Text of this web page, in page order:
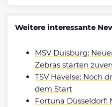
Weitere interessante
MSV Duisburg:
Zebras starten
TSV Havelse: Noch
dem Start
Fortuna